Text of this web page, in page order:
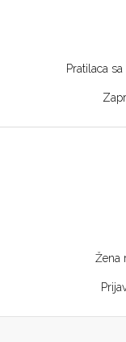
Pratilaca
Žena